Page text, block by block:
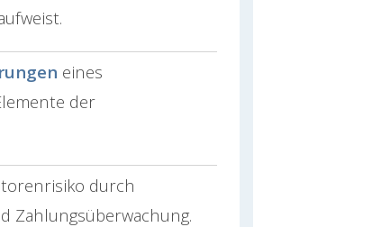
eines
der
durch
Zahlungsüberwachung.